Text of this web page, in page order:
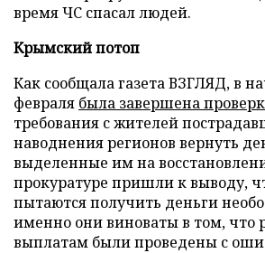
время ЧС спасал людей.
Крымский потоп
Как сообщала газета ВЗГЛЯД, в
февраля была завершена
требования с жителей
наводнения регионов вернуть
выделенные им на
прокуратуре пришли к выводу,
пытаются получить деньги
именно они виноваты в том, что
выплатам были проведены с